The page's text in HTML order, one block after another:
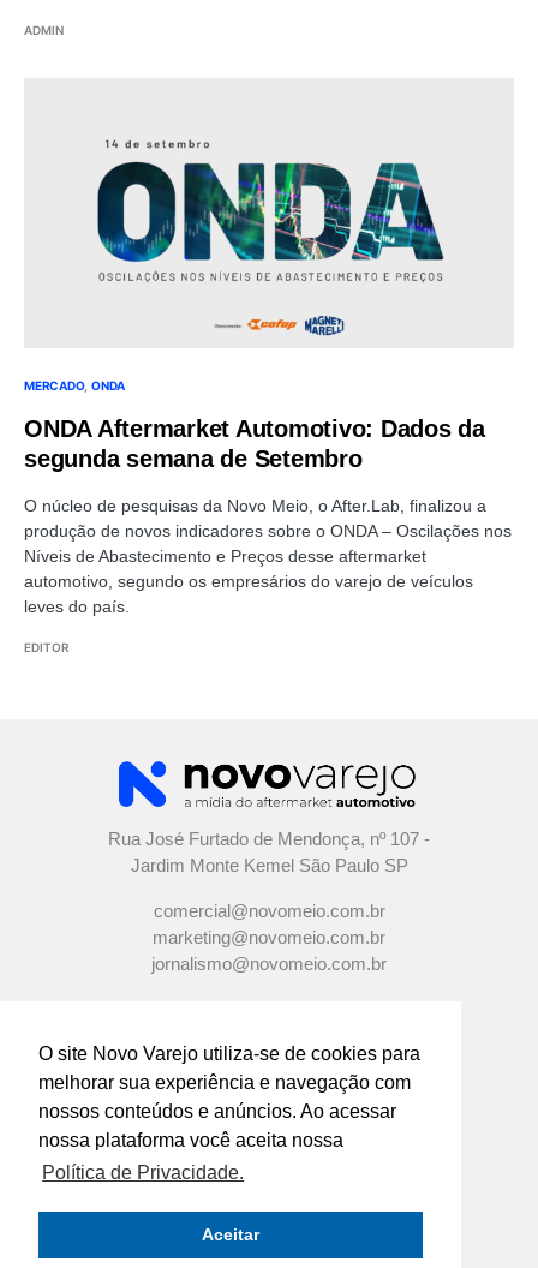
O site Novo Varejo utiliza-se de cookies para
melhorar sua experiência e navegação com
nossos conteúdos e anúncios. Ao acessar
nossa plataforma você aceita nossa
Política de Privacidade.
Aceitar
ADMIN
MERCADO ONDA
ONDA Aftermarket Automotivo: Dados da
segunda semana de Setembro
O núcleo de pesquisas da Novo Meio, o After.Lab, finalizou a
produção de novos indicadores sobre o ONDA – Oscilações nos
Níveis de Abastecimento e Preços desse aftermarket
automotivo, segundo os empresários do varejo de veículos
leves do país.
EDITOR
Rua José Furtado de Mendonça, nº 107 -
Jardim Monte Kemel São Paulo SP
comercial@novomeio.com.br
marketing@novomeio.com.br
jornalismo@novomeio.com.br
CONFIRA AS NOSSAS REDES
SOCIAIS
O principal canal de comunicação de grandes
indústrias e distribuidores com os
empresários e profissionais das lojas de
componentes automotivos em todo o Brasil.